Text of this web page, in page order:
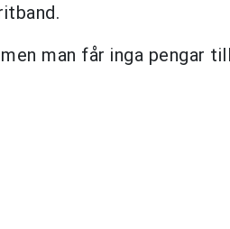
man får inga pengar